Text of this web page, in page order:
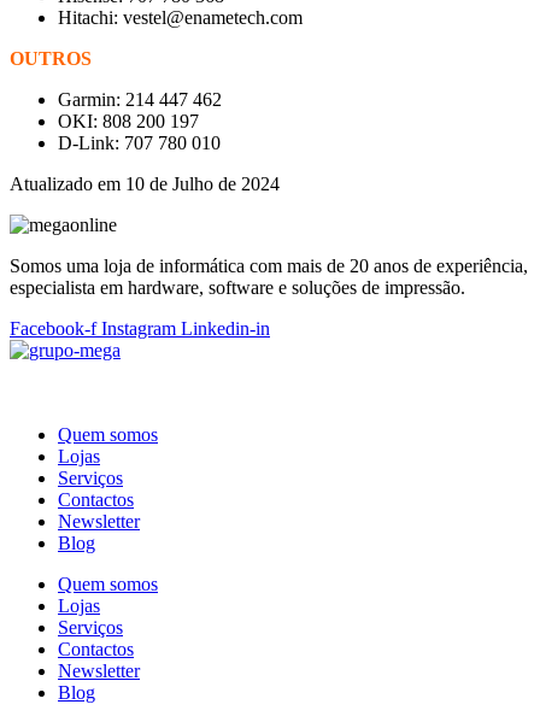
Hitachi: vestel@enametech.com
OUTROS
Garmin: 214 447 462
OKI: 808 200 197
D-Link: 707 780 010
Atualizado em 10 de Julho de 2024
Somos uma loja de informática com mais de 20 anos de experiência,
especialista em hardware, software e soluções de impressão.
Facebook-f Instagram Linkedin-in
Quem somos
Lojas
Serviços
Contactos
Newsletter
Blog
Quem somos
Lojas
Serviços
Contactos
Newsletter
Blog